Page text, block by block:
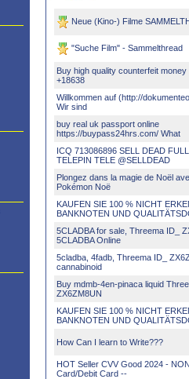
Neue (Kino-) Filme
"Suche Film" - Sammelthread
Buy high quality counterfeit
+18638
Willkommen auf (http://
Wir sind
buy real uk passport online
https://buypass24hrs.com/ What
ICQ 713086896 SELL DEAD
TELEPIN TELE @SELLDEAD
Plongez dans la magie de Noël
Pokémon Noë
KAUFEN SIE 100 % NICHT
BANKNOTEN UND
5CLADBA for sale, Threema ID_
5CLADBA Online
5cladba, 4fadb, Threema ID_
cannabinoid
Buy mdmb-4en-pinaca liquid
ZX6ZM8UN
KAUFEN SIE 100 % NICHT
BANKNOTEN UND
How Can I learn to Write???
HOT Seller CVV Good 2024 -
Card/Debit Card --